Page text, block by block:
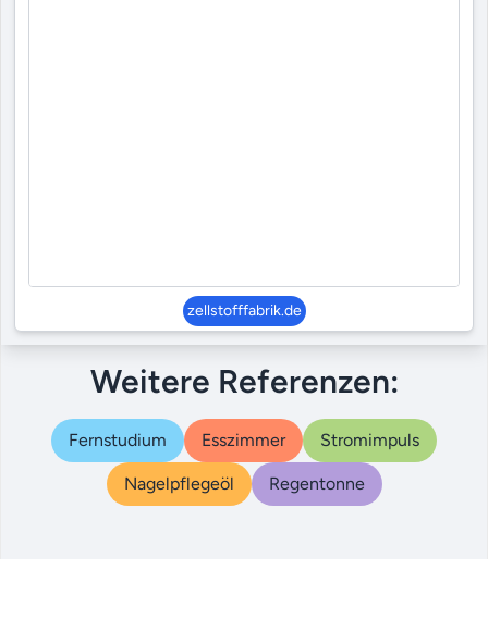
zellstofffabrik.de
Weitere Referenzen:
Fernstudium Esszimmer Stromimpuls
Nagelpflegeöl Regentonne